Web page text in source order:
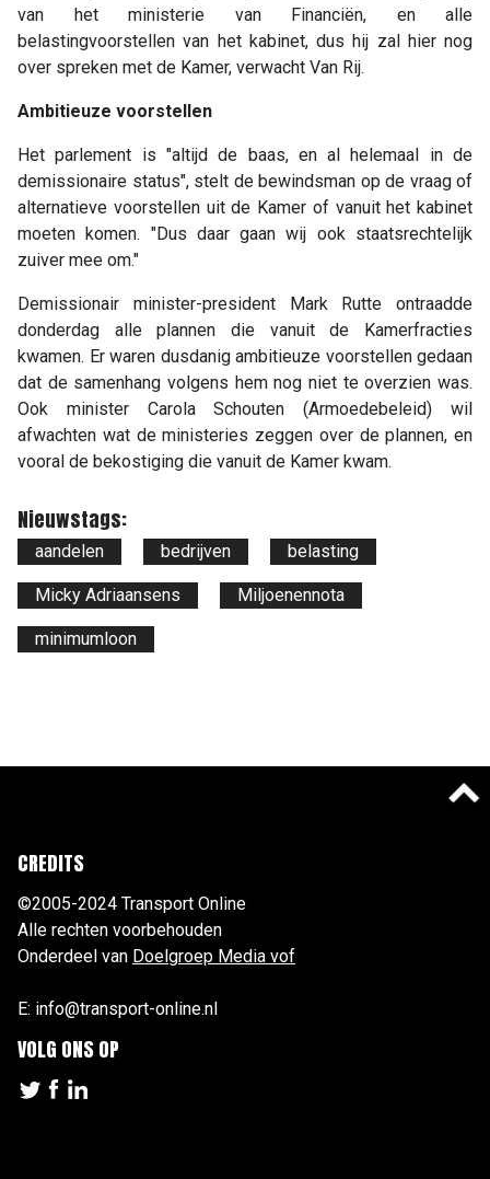
van het ministerie van Financiën, en alle
belastingvoorstellen van het kabinet, dus hij zal hier nog
over spreken met de Kamer, verwacht Van Rij.
Ambitieuze voorstellen
Het parlement is "altijd de baas, en al helemaal in de
demissionaire status", stelt de bewindsman op de vraag of
alternatieve voorstellen uit de Kamer of vanuit het kabinet
moeten komen. "Dus daar gaan wij ook staatsrechtelijk
zuiver mee om."
Demissionair minister-president Mark Rutte ontraadde
donderdag alle plannen die vanuit de Kamerfracties
kwamen. Er waren dusdanig ambitieuze voorstellen gedaan
dat de samenhang volgens hem nog niet te overzien was.
Ook minister Carola Schouten (Armoedebeleid) wil
afwachten wat de ministeries zeggen over de plannen, en
vooral de bekostiging die vanuit de Kamer kwam.
Nieuwstags:
aandelen bedrijven belasting
Micky Adriaansens Miljoenennota
minimumloon
CREDITS
©2005-2024 Transport Online
Alle rechten voorbehouden
Onderdeel van Doelgroep Media vof
E: info@transport-online.nl
VOLG ONS OP